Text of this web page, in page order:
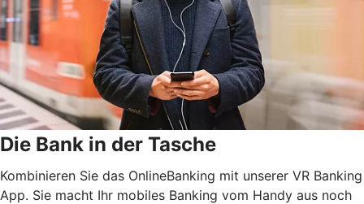
Die Bank in der Tasche
Kombinieren Sie das OnlineBanking mit unserer VR Banking
App. Sie macht Ihr mobiles Banking vom Handy aus noch